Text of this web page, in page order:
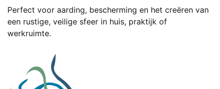
Perfect voor aarding, bescherming en het creëren van
een rustige, veilige sfeer in huis, praktijk of
werkruimte.